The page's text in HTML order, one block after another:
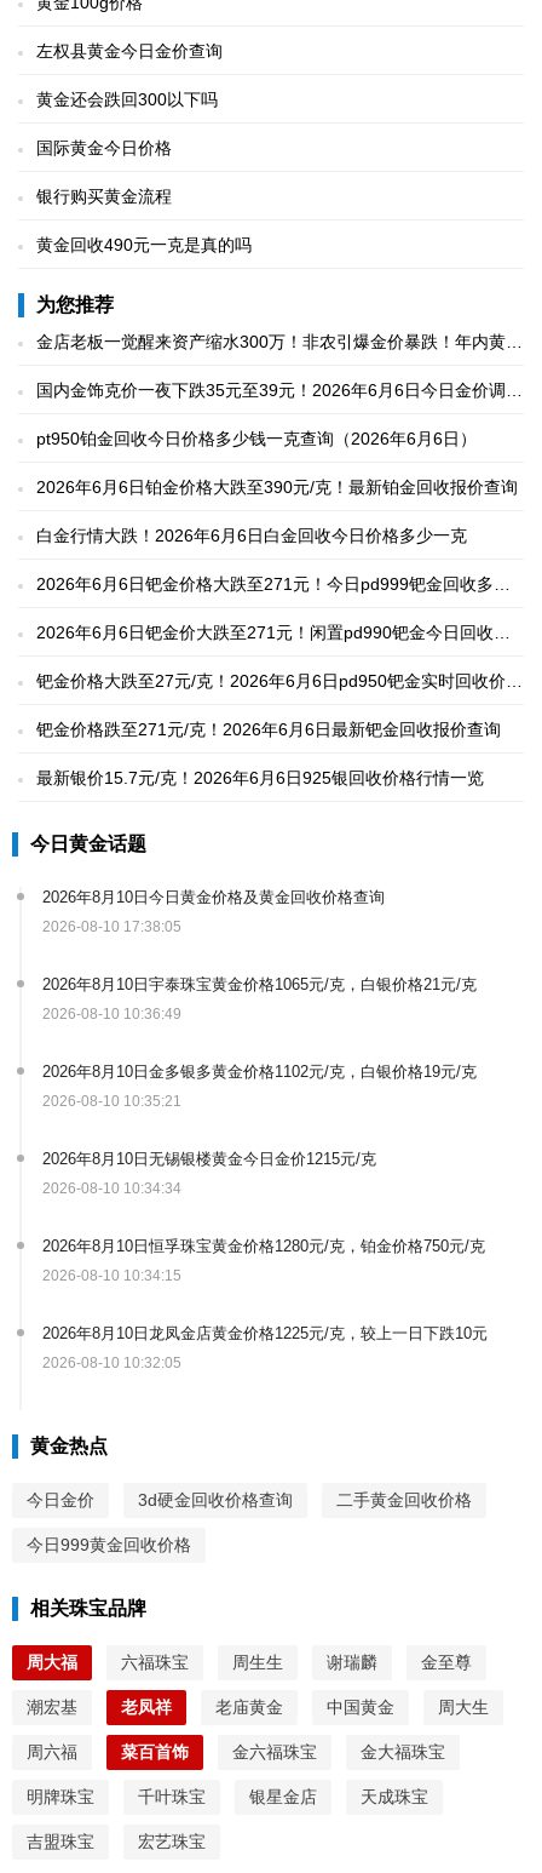
左权县黄金今日金价查询
黄金还会跌回300以下吗
国际黄金今日价格
银行购买黄金流程
黄金回收490元一克是真的吗
为您推荐
金店老板一觉醒来资产缩水300万！非农引爆金价暴跌！年内黄金
国内金饰克价一夜下跌35元至39元！2026年6月6日今日金价调整
pt950铂金回收今日价格多少钱一克查询（2026年6月6日）
2026年6月6日铂金价格大跌至390元/克！最新铂金回收报价查询
白金行情大跌！2026年6月6日白金回收今日价格多少一克
2026年6月6日钯金价格大跌至271元！今日pd999钯金回收多少
2026年6月6日钯金价大跌至271元！闲置pd990钯金今日回收价
钯金价格大跌至27元/克！2026年6月6日pd950钯金实时回收价格
钯金价格跌至271元/克！2026年6月6日最新钯金回收报价查询
最新银价15.7元/克！2026年6月6日925银回收价格行情一览
今日黄金话题
2026年8月10日今日黄金价格及黄金回收价格查询
2026-08-10 17:38:05
2026年8月10日宇泰珠宝黄金价格1065元/克，白银价格21元/克
2026-08-10 10:36:49
2026年8月10日金多银多黄金价格1102元/克，白银价格19元/克
2026-08-10 10:35:21
2026年8月10日无锡银楼黄金今日金价1215元/克
2026-08-10 10:34:34
2026年8月10日恒孚珠宝黄金价格1280元/克，铂金价格750元/克
2026-08-10 10:34:15
2026年8月10日龙凤金店黄金价格1225元/克，较上一日下跌10元
2026-08-10 10:32:05
黄金热点
今日金价 3d硬金回收价格查询 二手黄金回收价格
今日999黄金回收价格
相关珠宝品牌
周大福 六福珠宝 周生生 谢瑞麟 金至尊
潮宏基 老凤祥 老庙黄金 中国黄金 周大生
周六福 菜百首饰 金六福珠宝 金大福珠宝
明牌珠宝 千叶珠宝 银星金店 天成珠宝
吉盟珠宝 宏艺珠宝